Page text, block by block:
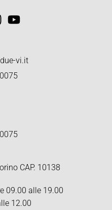
vi.it
CAP. 10138
09.00 alle 19.00
12.00